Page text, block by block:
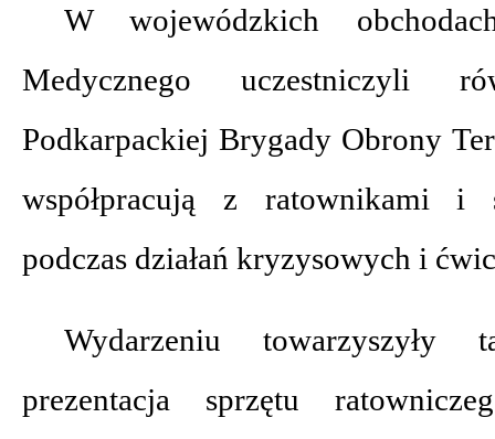
W wojewódzkich
Medycznego uczestniczyli
Podkarpackiej Brygady Obrony
współpracują z ratownikami i
podczas działań kryzysowych i
Wydarzeniu
prezentacja sprzętu